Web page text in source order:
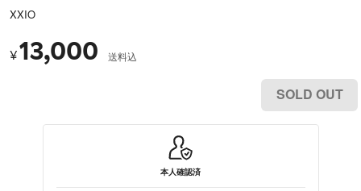
XXIO
¥13,000 送料込
SOLD OUT
本人確認済